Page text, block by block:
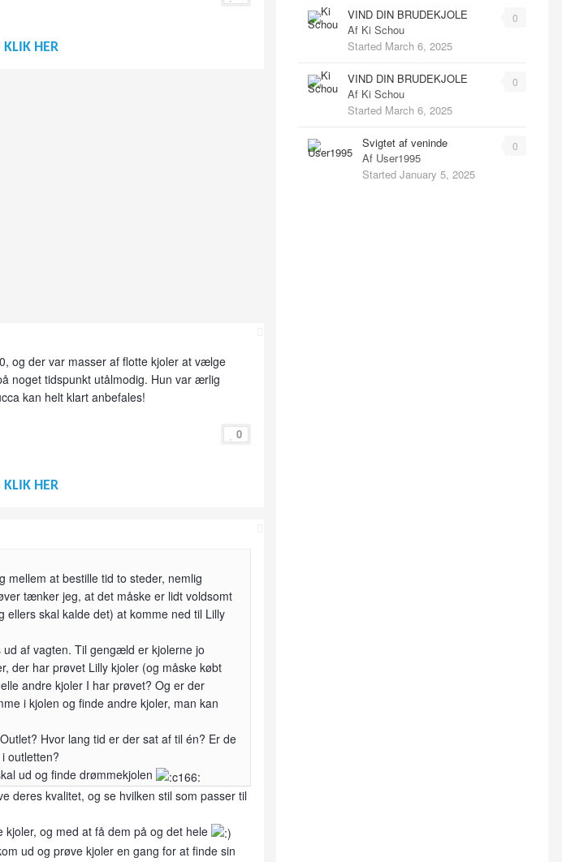
HER
og der var masser af flotte kjoler at vælge
noget tidspunkt utålmodig. Hun var ærlig
kan helt klart anbefales!
0
HER
mellem at bestille tid to steder, nemlig
tænker jeg, at det måske er lidt voldsomt
skal kalde det) at komme ned til Lilly
af vagten. Til gengæld er kjolerne jo
der har prøvet Lilly kjoler (og måske købt
andre kjoler I har prøvet? Og er der
i kjolen og finde andre kjoler, man kan
Hvor lang tid er der sat af til én? Er de
outletten?
ud og finde drømmekjolen
deres kvalitet, og se hvilken stil som passer til
og med at få dem på og det hele
ud og prøve kjoler en gang for at finde sin
0
VIND DIN BRUDEKJOLE
Af Ki Schou
Started March 6, 2025
0
VIND DIN BRUDEKJOLE
Af Ki Schou
Started March 6, 2025
0
Svigtet af veninde
Af User1995
Started January 5, 2025